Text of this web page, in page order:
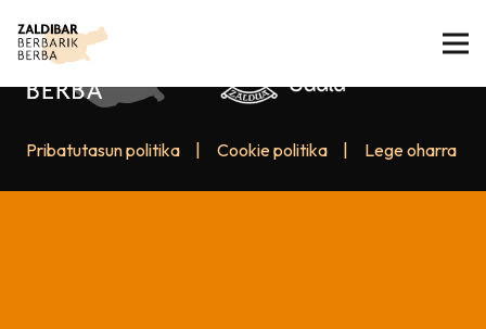
Pribatutasun politika Cookie politika Lege oharra